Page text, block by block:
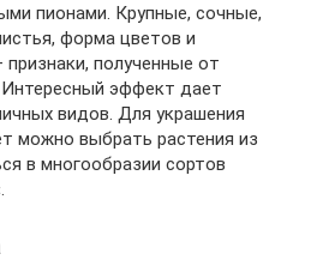
пионами. Крупные, сочные,
форма цветов и
полученные от
эффект дает
видов. Для украшения
можно выбрать растения из
в многообразии сортов